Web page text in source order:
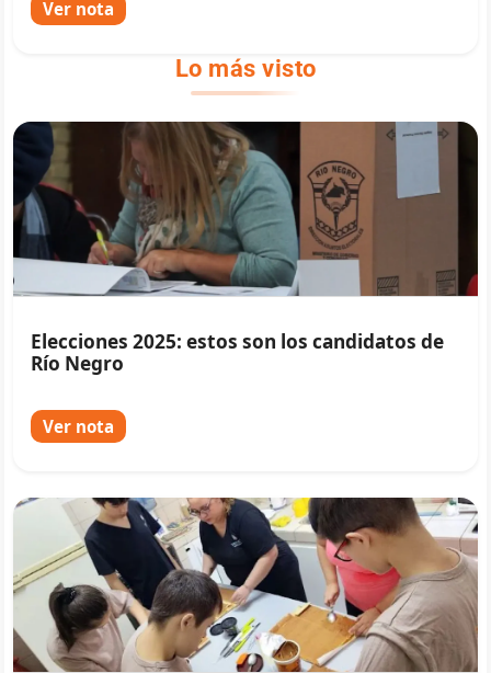
Ver nota
Lo más visto
Elecciones 2025: estos son los candidatos de
Río Negro
Ver nota